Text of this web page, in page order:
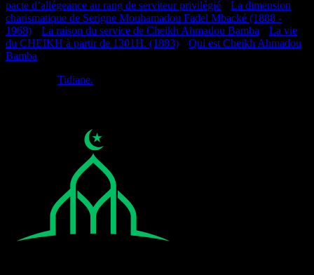
pacte d’allégeance au rang de serviteur privilégié
La dimension
charismatique de Serigne Mouhamadou Fadel Mbacké (1888 -
1968)
La raison du service de Cheikh Ahmadou Bamba
La vie
du CHEIKH à partir de 1301H. (1883)
Qui est Cheikh Ahmadou
Bamba
Tidiane.